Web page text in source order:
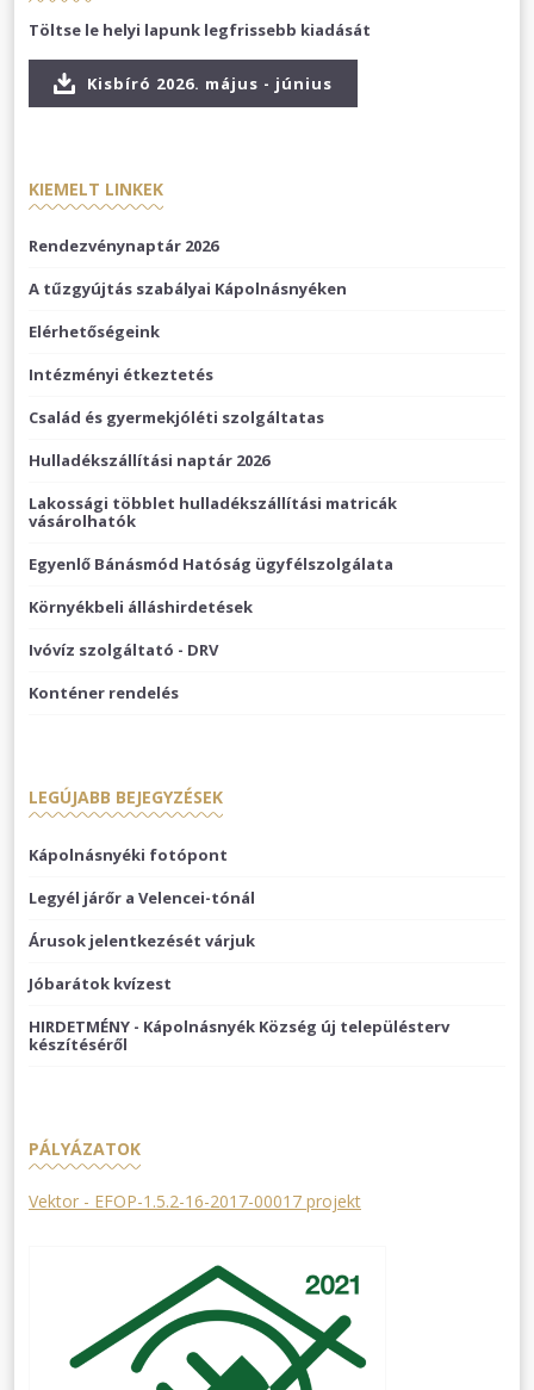
Töltse le helyi lapunk legfrissebb kiadását
Kisbíró 2026. május - június
KIEMELT LINKEK
Rendezvénynaptár 2026
A tűzgyújtás szabályai Kápolnásnyéken
Elérhetőségeink
Intézményi étkeztetés
Család és gyermekjóléti szolgáltatas
Hulladékszállítási naptár 2026
Lakossági többlet hulladékszállítási matricák
vásárolhatók
Egyenlő Bánásmód Hatóság ügyfélszolgálata
Környékbeli álláshirdetések
Ivóvíz szolgáltató - DRV
Konténer rendelés
LEGÚJABB BEJEGYZÉSEK
Kápolnásnyéki fotópont
Legyél járőr a Velencei-tónál
Árusok jelentkezését várjuk
Jóbarátok kvízest
HIRDETMÉNY - Kápolnásnyék Község új településterv
készítéséről
PÁLYÁZATOK
Vektor - EFOP-1.5.2-16-2017-00017 projekt